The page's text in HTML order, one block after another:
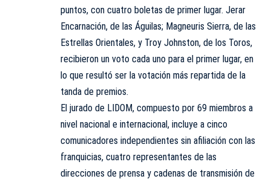
puntos, con cuatro boletas de primer lugar. Jerar
Encarnación, de las Águilas; Magneuris Sierra, de las
Estrellas Orientales, y Troy Johnston, de los Toros,
recibieron un voto cada uno para el primer lugar, en
lo que resultó ser la votación más repartida de la
tanda de premios.
El jurado de LIDOM, compuesto por 69 miembros a
nivel nacional e internacional, incluye a cinco
comunicadores independientes sin afiliación con las
franquicias, cuatro representantes de las
direcciones de prensa y cadenas de transmisión de